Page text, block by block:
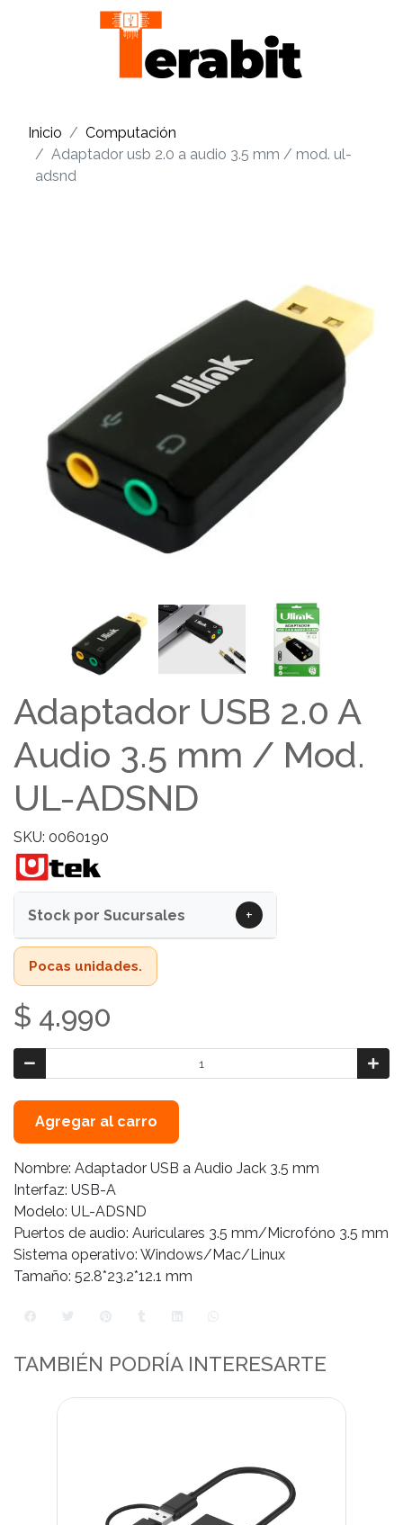
Inicio
Computación
Adaptador usb 2.0 a audio 3.5 mm / mod. ul-
adsnd
Adaptador USB 2.0 A
Audio 3.5 mm / Mod.
UL-ADSND
SKU: 0060190
Stock por Sucursales +
Pocas unidades.
$ 4.990
Agregar al carro
Nombre: Adaptador USB a Audio Jack 3.5 mm
Interfaz: USB-A
Modelo: UL-ADSND
Puertos de audio: Auriculares 3.5 mm/Microfóno 3.5 mm
Sistema operativo: Windows/Mac/Linux
Tamaño: 52.8*23.2*12.1 mm
TAMBIÉN PODRÍA INTERESARTE